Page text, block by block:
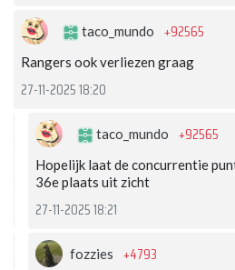
taco_mundo +92565
Rangers ook verliezen graag
27-11-2025 18:20
taco_mundo +92565
Hopelijk laat de concurrentie
36e plaats uit zicht
27-11-2025 18:21
fozzies +4793